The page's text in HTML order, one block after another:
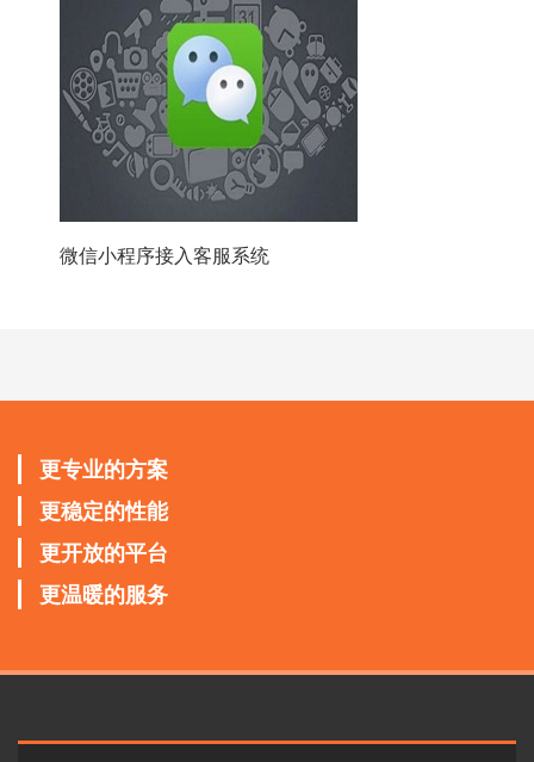
微信小程序接入客服系统
更专业的方案
更稳定的性能
更开放的平台
更温暖的服务